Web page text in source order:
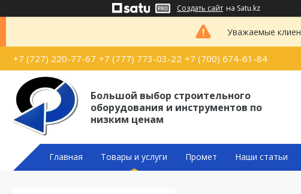
Создать сайт на Satu.kz
Уважаемые
+7 (727) 220-77-67 +7 (777) 773-03-22 +7 (700) 674-61-84
Большой выбор строительного
оборудования и инструментов по
низким ценам
Главная Товары и услуги Промет Наши статьи